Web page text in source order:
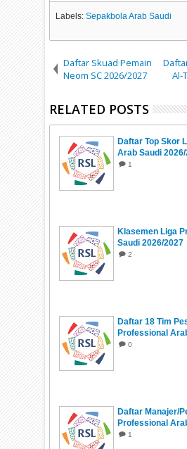
Labels:Sepakbola Arab Saudi
Daftar Skuad Pemain
Neom SC 2026/2027
Al-
RELATED POSTS
Daftar Top Skor
Arab Saudi
1
Klasemen Liga
Saudi 2026/2027
2
Daftar 18 Tim
Professional
2026/2027
0
Daftar Manajer/
Professional
2026/2027
1